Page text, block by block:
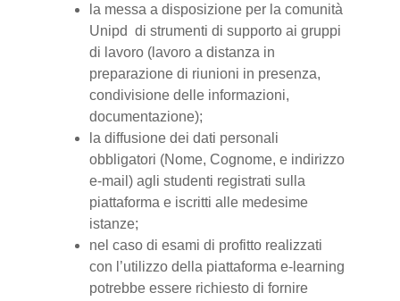
la messa a disposizione per la comunità
Unipd di strumenti di supporto ai gruppi
di lavoro (lavoro a distanza in
preparazione di riunioni in presenza,
condivisione delle informazioni,
documentazione);
la diffusione dei dati personali
obbligatori (Nome, Cognome, e indirizzo
e-mail) agli studenti registrati sulla
piattaforma e iscritti alle medesime
istanze;
nel caso di esami di profitto realizzati
con l’utilizzo della piattaforma e-learning
potrebbe essere richiesto di fornire